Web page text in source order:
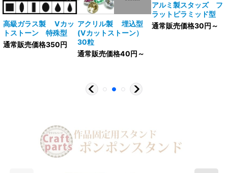
高級ガラス製 Vカッ
トストーン 特殊型
通常販売価格350円
アクリル製 埋込型
(Vカットストーン）
30粒
通常販売価格40円～
アルミ製スタッズ フ
ラットピラミッド型
通常販売価格30円～